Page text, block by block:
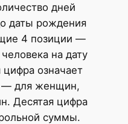
дней
даты рождения
4 позиции —
на дату
означает
— для женщин,
Десятая цифра
суммы.